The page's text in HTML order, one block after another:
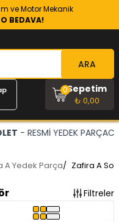
ve Motor Mekanik
BEDAVA!
ARA
Sepetim
₺ 0,00
0
YEDEK PARÇACINIZ
A Yedek Parça/ Zafira A
Filtreler